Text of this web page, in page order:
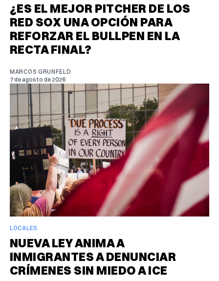
¿ES EL MEJOR PITCHER DE LOS
RED SOX UNA OPCIÓN PARA
REFORZAR EL BULLPEN EN LA
RECTA FINAL?
MARCOS GRUNFELD
7 de agosto de 2026
LOCALES
NUEVA LEY ANIMA A
INMIGRANTES A DENUNCIAR
CRÍMENES SIN MIEDO A ICE